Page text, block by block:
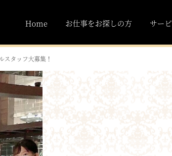
Home お仕事をお探しの方 サー
スタッフ大募集！